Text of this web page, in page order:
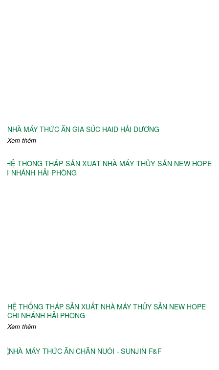
NHÀ MÁY THỨC ĂN GIA SÚC HAID HẢI DƯƠNG
Xem thêm
HỆ THỐNG THÁP SẢN XUẤT NHÀ MÁY THỦY SẢN NEW HOPE
CHI NHÁNH HẢI PHÒNG
Xem thêm